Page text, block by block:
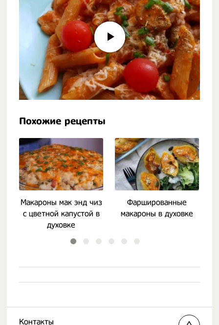
Похожие рецепты
Макароны мак энд чиз
с цветной капустой в
духовке
Фаршированные
макароны в духовке
Контакты